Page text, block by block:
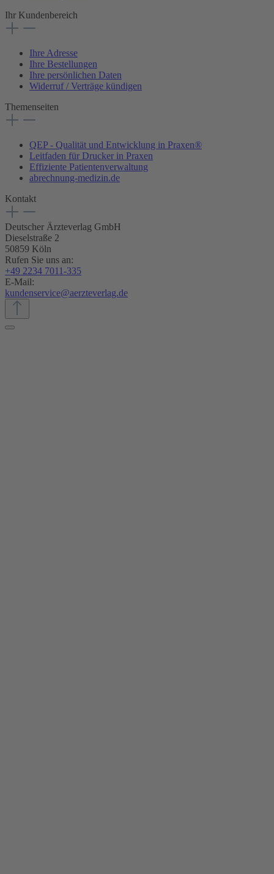
Ihr Kundenbereich
Ihre Adresse
Ihre Bestellungen
Ihre persönlichen Daten
Widerruf / Verträge kündigen
Themenseiten
QEP - Qualität und Entwicklung in Praxen®
Leitfaden für Drucker in Praxen
Effiziente Patientenverwaltung
abrechnung-medizin.de
Kontakt
Deutscher Ärzteverlag GmbH
Dieselstraße 2
50859 Köln
Rufen Sie uns an:
+49 2234 7011-335
E-Mail:
kundenservice@aerzteverlag.de